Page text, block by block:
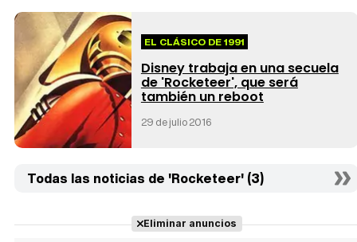
EL CLÁSICO DE 1991
Disney trabaja en una secuela
de 'Rocketeer', que será
también un reboot
29 de julio 2016
Todas las noticias de 'Rocketeer' (3)
Eliminar anuncios